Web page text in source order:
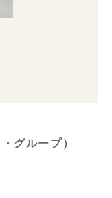
グループ）